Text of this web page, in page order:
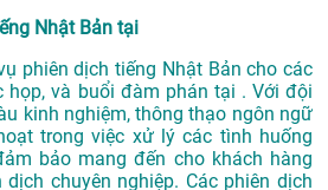
Nhật Bản tại
phiên dịch tiếng Nhật Bản cho các
họp, và buổi đàm phán tại . Với đội
kinh nghiệm, thông thạo ngôn ngữ
trong việc xử lý các tình huống
bảo mang đến cho khách hàng
chuyên nghiệp. Các phiên dịch